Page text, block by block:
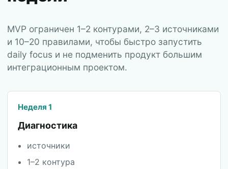
MVP ограничен 1–2 контурами, 2–3 источниками
и 10–20 правилами, чтобы быстро запустить
daily focus и не подменить продукт большим
интеграционным проектом.
Неделя 1
Диагностика
источники
1–2 контура